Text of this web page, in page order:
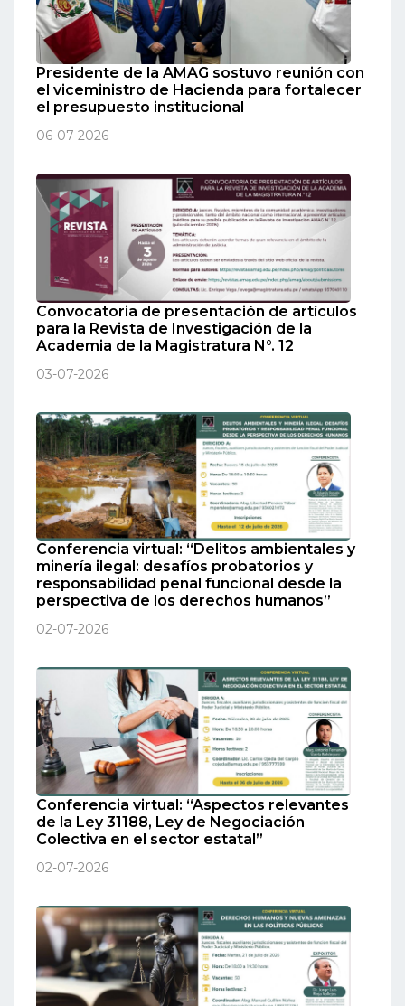
Presidente de la AMAG sostuvo reunión con
el viceministro de Hacienda para fortalecer
el presupuesto institucional
06-07-2026
Convocatoria de presentación de artículos
para la Revista de Investigación de la
Academia de la Magistratura N°. 12
03-07-2026
Conferencia virtual: “Delitos ambientales y
minería ilegal: desafíos probatorios y
responsabilidad penal funcional desde la
perspectiva de los derechos humanos”
02-07-2026
Conferencia virtual: “Aspectos relevantes
de la Ley 31188, Ley de Negociación
Colectiva en el sector estatal”
02-07-2026